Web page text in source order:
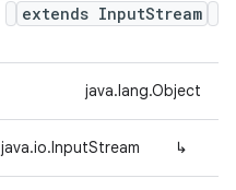
extends InputStream
java.lang.Object
↳
java.io.InputStream